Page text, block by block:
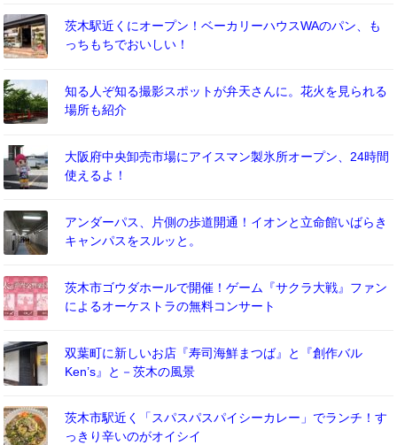
茨木駅近くにオープン！ベーカリーハウスWAのパン、も
っちもちでおいしい！
知る人ぞ知る撮影スポットが弁天さんに。花火を見られる
場所も紹介
大阪府中央卸売市場にアイスマン製氷所オープン、24時間
使えるよ！
アンダーパス、片側の歩道開通！イオンと立命館いばらき
キャンパスをスルッと。
茨木市ゴウダホールで開催！ゲーム『サクラ大戦』ファン
によるオーケストラの無料コンサート
双葉町に新しいお店『寿司海鮮まつば』と『創作バル
Ken’s』と－茨木の風景
茨木市駅近く「スパスパスパイシーカレー」でランチ！す
っきり辛いのがオイシイ